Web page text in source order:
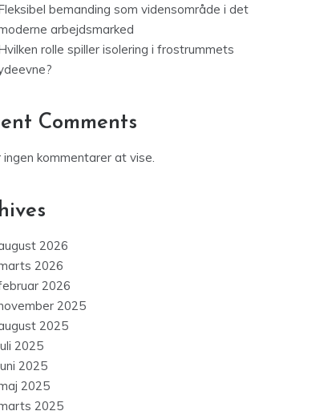
bemanding som vidensområde i det
arbejdsmarked
rolle spiller isolering i frostrummets
Comments
ingen kommentarer at vise.
2026
2026
2026
2025
2025
2025
2025
2025
2025